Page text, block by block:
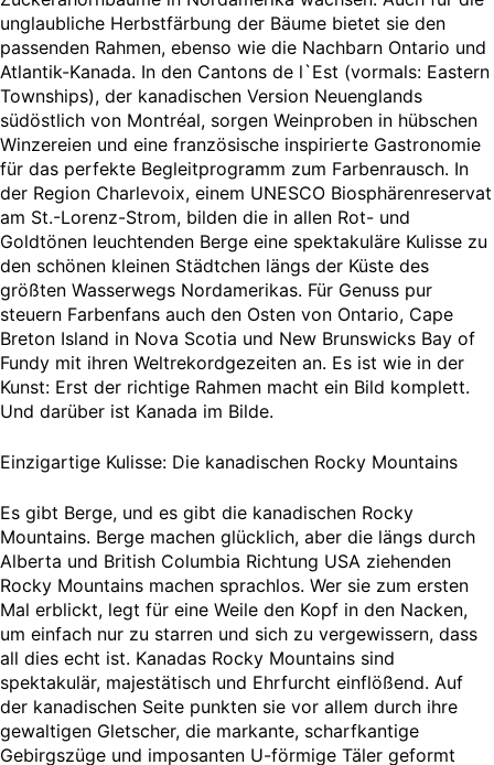
unglaubliche Herbstfärbung der Bäume bietet sie den
passenden Rahmen, ebenso wie die Nachbarn Ontario und
Atlantik-Kanada. In den Cantons de l`Est (vormals: Eastern
Townships), der kanadischen Version Neuenglands
südöstlich von Montréal, sorgen Weinproben in hübschen
Winzereien und eine französische inspirierte Gastronomie
für das perfekte Begleitprogramm zum Farbenrausch. In
der Region Charlevoix, einem UNESCO Biosphärenreservat
am St.-Lorenz-Strom, bilden die in allen Rot- und
Goldtönen leuchtenden Berge eine spektakuläre Kulisse zu
den schönen kleinen Städtchen längs der Küste des
größten Wasserwegs Nordamerikas. Für Genuss pur
steuern Farbenfans auch den Osten von Ontario, Cape
Breton Island in Nova Scotia und New Brunswicks Bay of
Fundy mit ihren Weltrekordgezeiten an. Es ist wie in der
Kunst: Erst der richtige Rahmen macht ein Bild komplett.
Und darüber ist Kanada im Bilde.
Einzigartige Kulisse: Die kanadischen Rocky Mountains
Es gibt Berge, und es gibt die kanadischen Rocky
Mountains. Berge machen glücklich, aber die längs durch
Alberta und British Columbia Richtung USA ziehenden
Rocky Mountains machen sprachlos. Wer sie zum ersten
Mal erblickt, legt für eine Weile den Kopf in den Nacken,
um einfach nur zu starren und sich zu vergewissern, dass
all dies echt ist. Kanadas Rocky Mountains sind
spektakulär, majestätisch und Ehrfurcht einflößend. Auf
der kanadischen Seite punkten sie vor allem durch ihre
gewaltigen Gletscher, die markante, scharfkantige
Gebirgszüge und imposanten U-förmige Täler geformt